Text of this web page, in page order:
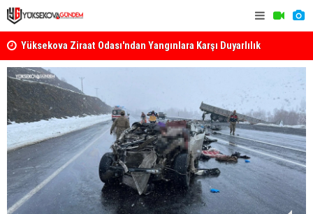
Yüksekova Ziraat Odası'ndan Yangınlara Karşı Duyarlılık
Çağrısı